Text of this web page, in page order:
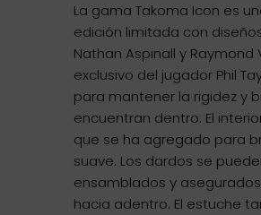
La gama Takoma Icon es
edición limitada con
Nathan Aspinall y
exclusivo del jugador Phil
para mantener la rigidez y
encuentran dentro. El
que se ha agregado para
suave. Los dardos se
ensamblados y
hacia adentro. El estuche